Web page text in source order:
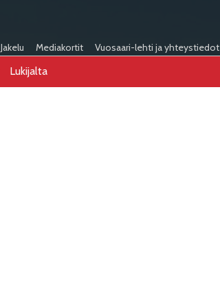
Jakelu Mediakortit Vuosaari-lehti ja yhteystiedot
Lukijalta